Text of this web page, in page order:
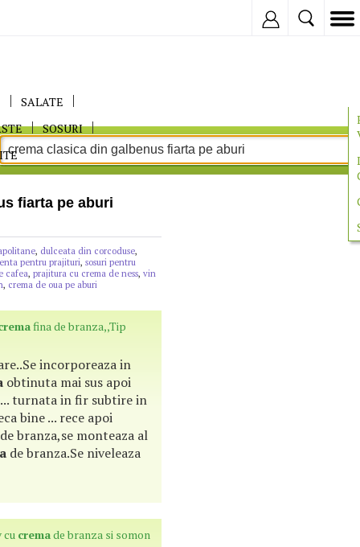
SALATE
SOSURI
fiarta pe aburi
, dulceata din corcoduse,
pentru prajituri, sosuri pentru
cafea, prajitura cu crema de ness, vin
, crema de oua pe aburi
fina de branza,,Tip
incorporeaza in
obtinuta mai sus apoi
turnata in fir subtire in
bine ... rece apoi
branza,se monteaza al
de branza.Se niveleaza
cu cremade branza si somon